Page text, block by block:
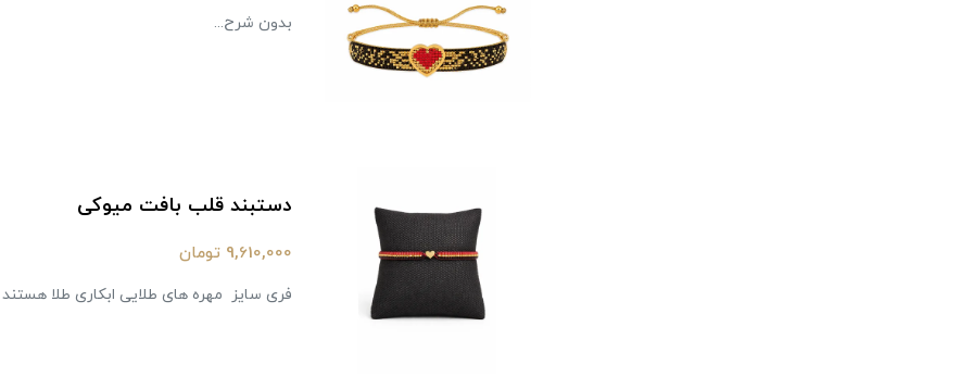
بدون شرح...
دستبند قلب بافت میوکی
9,610,000 تومان
فری سایز ‌ مهره های طلایی ابکاری طلا هستند